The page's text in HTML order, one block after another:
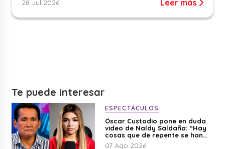
28 Jul 2026 Leer más
Te puede interesar
ESPECTÁCULOS
Óscar Custodio pone en duda
video de Naldy Saldaña: “Hay
cosas que de repente se han
editado”
07 Ago 2026